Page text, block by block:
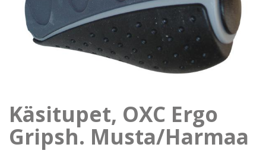
Käsitupet, OXC Ergo
Gripsh. Musta/Harmaa